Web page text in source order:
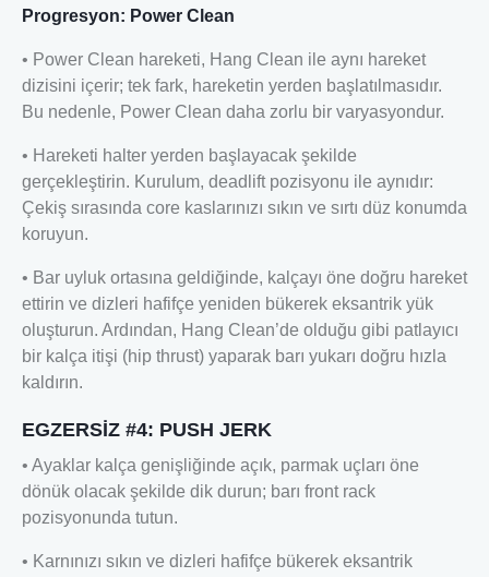
Progresyon: Power Clean
• Power Clean hareketi, Hang Clean ile aynı hareket
dizisini içerir; tek fark, hareketin yerden başlatılmasıdır.
Bu nedenle, Power Clean daha zorlu bir varyasyondur.
• Hareketi halter yerden başlayacak şekilde
gerçekleştirin. Kurulum, deadlift pozisyonu ile aynıdır:
Çekiş sırasında core kaslarınızı sıkın ve sırtı düz konumda
koruyun.
• Bar uyluk ortasına geldiğinde, kalçayı öne doğru hareket
ettirin ve dizleri hafifçe yeniden bükerek eksantrik yük
oluşturun. Ardından, Hang Clean’de olduğu gibi patlayıcı
bir kalça itişi (hip thrust) yaparak barı yukarı doğru hızla
kaldırın.
EGZERSİZ #4: PUSH JERK
• Ayaklar kalça genişliğinde açık, parmak uçları öne
dönük olacak şekilde dik durun; barı front rack
pozisyonunda tutun.
• Karnınızı sıkın ve dizleri hafifçe bükerek eksantrik